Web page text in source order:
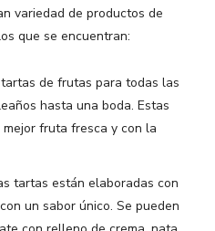
variedad de productos de
que se encuentran:
de frutas para todas las
hasta una boda. Estas
fruta fresca y con la
tartas están elaboradas con
un sabor único. Se pueden